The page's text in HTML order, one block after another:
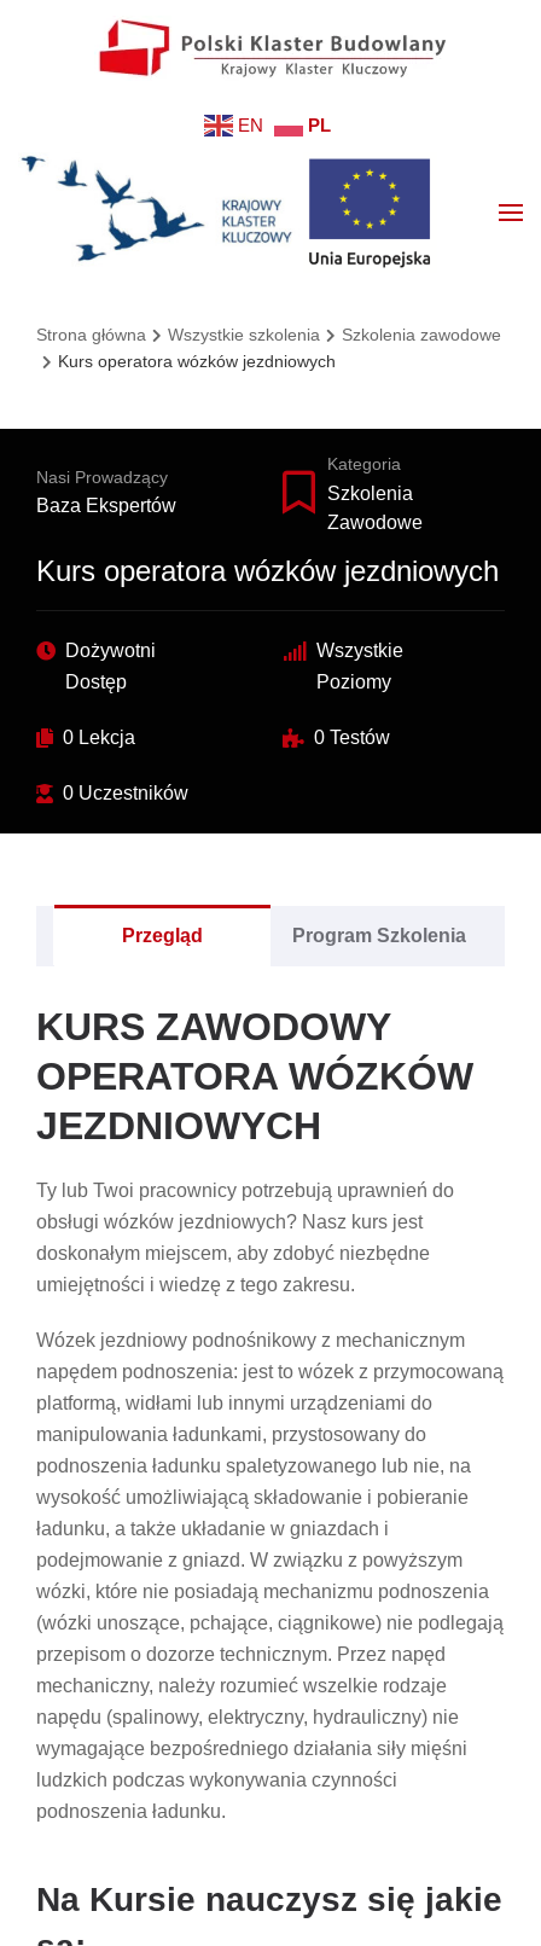
EN PL
Strona główna Wszystkie szkolenia
Szkolenia zawodowe
Kurs operatora wózków jezdniowych
Nasi Prowadzący
Baza Ekspertów
Kategoria
Szkolenia
Zawodowe
Kurs operatora wózków jezdniowych
Dożywotni
Dostęp
Wszystkie
Poziomy
0 Lekcja 0 Testów
0 Uczestników
Przegląd Program Szkolenia
KURS ZAWODOWY
OPERATORA WÓZKÓW
JEZDNIOWYCH
Ty lub Twoi pracownicy potrzebują uprawnień do
obsługi wózków jezdniowych? Nasz kurs jest
doskonałym miejscem, aby zdobyć niezbędne
umiejętności i wiedzę z tego zakresu.
Wózek jezdniowy podnośnikowy z mechanicznym
napędem podnoszenia: jest to wózek z przymocowaną
platformą, widłami lub innymi urządzeniami do
manipulowania ładunkami, przystosowany do
podnoszenia ładunku spaletyzowanego lub nie, na
wysokość umożliwiającą składowanie i pobieranie
ładunku, a także układanie w gniazdach i
podejmowanie z gniazd. W związku z powyższym
wózki, które nie posiadają mechanizmu podnoszenia
(wózki unoszące, pchające, ciągnikowe) nie podlegają
przepisom o dozorze technicznym. Przez napęd
mechaniczny, należy rozumieć wszelkie rodzaje
napędu (spalinowy, elektryczny, hydrauliczny) nie
wymagające bezpośredniego działania siły mięśni
ludzkich podczas wykonywania czynności
podnoszenia ładunku.
Na Kursie nauczysz się jakie